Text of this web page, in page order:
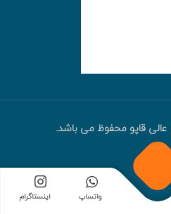
قاپو محفوظ می باشد.
واتساپ اینستاگرام